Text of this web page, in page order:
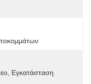
Εγκατάσταση